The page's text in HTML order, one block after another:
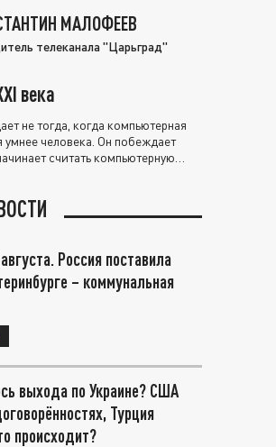
МАЛОФЕЕВ
телеканала "Царьград"
века
не тогда, когда компьютерная
умнее человека. Он побеждает
считать компьютерную
Россия поставила
– коммунальная
выхода по Украине? США
Турция
происходит?